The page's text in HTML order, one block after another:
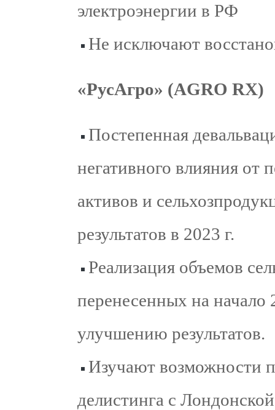
электроэнергии в РФ
Не исключают
«РусАгро» (AGRO RX)
Постепенная
негативного влияния от
активов и
результатов в 2023 г.
Реализация объемов
перенесенных на начало
улучшению результатов.
Изучают возможности
делистинга с